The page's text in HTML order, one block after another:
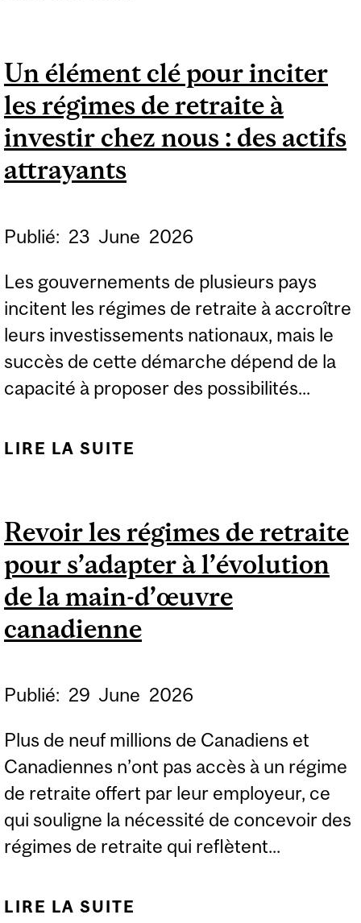
FINANCIÈRE POUR
FAVORISER
L’ALIMENTATION
Un élément clé pour inciter
les régimes de retraite à
investir chez nous : des actifs
attrayants
Publié: 23 June 2026
Les gouvernements de plusieurs pays
incitent les régimes de retraite à accroître
leurs investissements nationaux, mais le
succès de cette démarche dépend de la
capacité à proposer des possibilités...
LIRE LA SUITE
À INVESTIR CHEZ NOUS
: DES ACTIFS
ATTRAYANTS
Revoir les régimes de retraite
pour s’adapter à l’évolution
de la main-d’œuvre
canadienne
Publié: 29 June 2026
Plus de neuf millions de Canadiens et
Canadiennes n’ont pas accès à un régime
de retraite offert par leur employeur, ce
qui souligne la nécessité de concevoir des
régimes de retraite qui reflètent...
LIRE LA SUITE